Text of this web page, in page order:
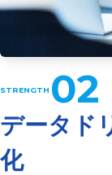
02
データド
化